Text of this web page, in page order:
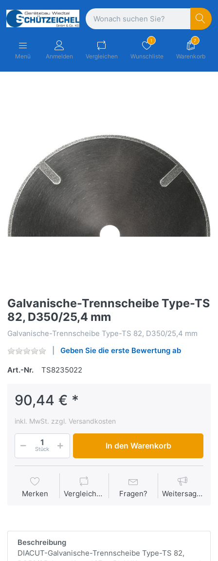
Menü Anmelden Vergleichen
1
Wunschliste
7
Warenkorb
Galvanische-Trennscheibe Type-TS
82, D350/25,4 mm
Galvanische-Trennscheibe Type-TS 82, D350/25,4 mm
Geben Sie die erste Bewertung ab
Art.-Nr. TS8235022
90,44 € *
inkl. MwSt. zzgl. Versandkosten
Stück In den Warenkorb
Merken Vergleichen Fragen? Weitersagen
Beschreibung
DIACUT-Galvanische-Trennscheibe Type-TS 82,